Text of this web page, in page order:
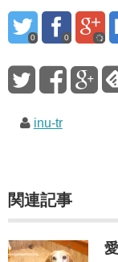
0 0
inu-tr
関連記事